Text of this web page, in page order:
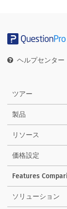
ヘルプセンター
ツアー
製品
リソース
価格設定
Features
ソリューション